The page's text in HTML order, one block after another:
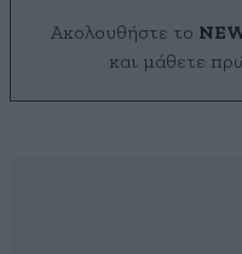
Ακολουθήστε το
και μάθετε